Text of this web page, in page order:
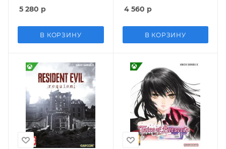
(Xbox Series X)
5 280 р
В КОРЗИНУ
4 560 р
В КОРЗИНУ